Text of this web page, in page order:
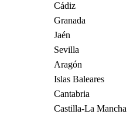
Cádiz
Granada
Jaén
Sevilla
Aragón
Islas Baleares
Cantabria
Castilla-La Mancha